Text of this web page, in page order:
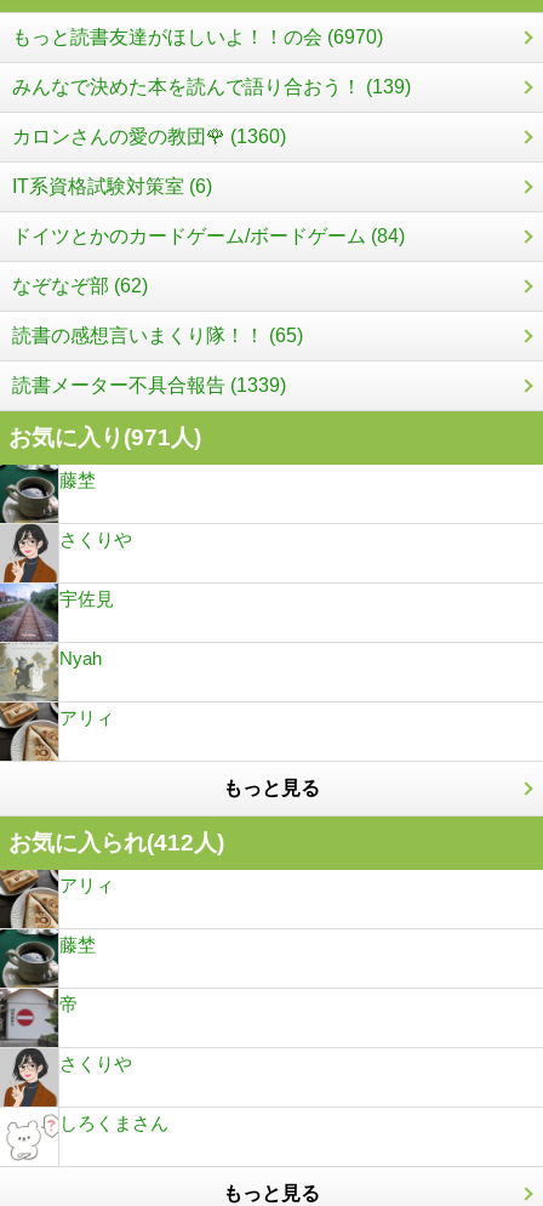
もっと読書友達がほしいよ！！の会 (6970)
みんなで決めた本を読んで語り合おう！ (139)
カロンさんの愛の教団🌹 (1360)
IT系資格試験対策室 (6)
ドイツとかのカードゲーム/ボードゲーム (84)
なぞなぞ部 (62)
読書の感想言いまくり隊！！ (65)
読書メーター不具合報告 (1339)
お気に入り(971人)
藤埜
さくりや
宇佐見
Nyah
アリィ
もっと見る
お気に入られ(412人)
アリィ
藤埜
帝
さくりや
しろくまさん
もっと見る